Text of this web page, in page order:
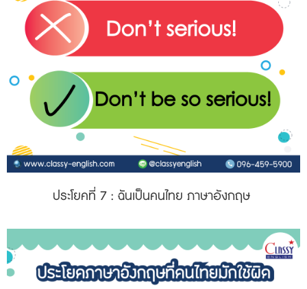
ประโยคที่ 7 : ฉันเป็นคนไทย ภาษาอังกฤษ